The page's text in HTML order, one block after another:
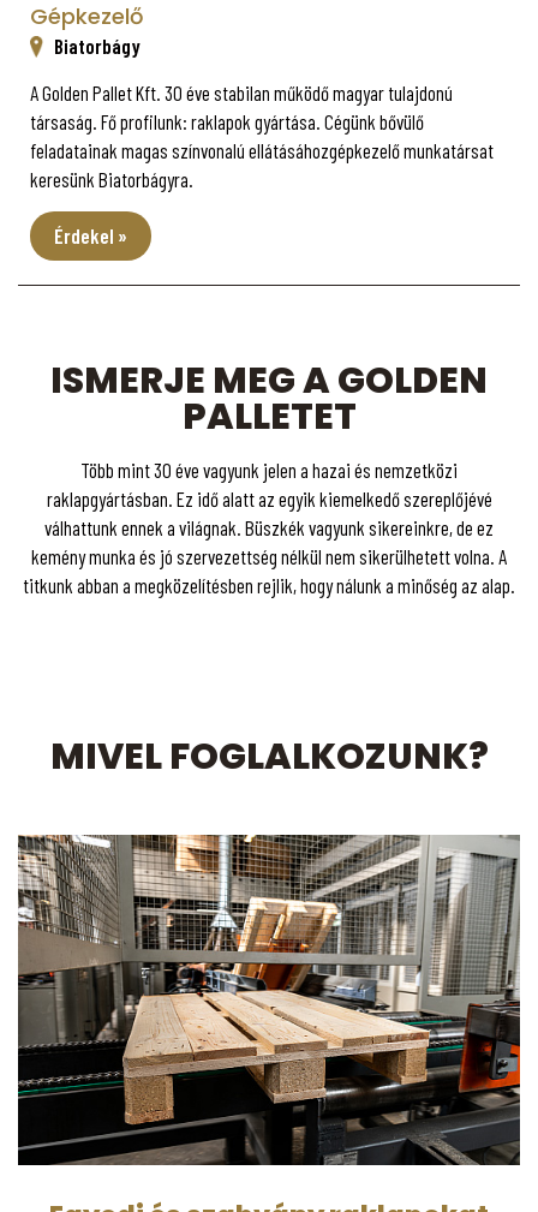
Gépkezelő
Biatorbágy
A Golden Pallet Kft. 30 éve stabilan működő magyar tulajdonú
társaság. Fő profilunk: raklapok gyártása. Cégünk bővülő
feladatainak magas színvonalú ellátásáhozgépkezelő munkatársat
keresünk Biatorbágyra.
Érdekel »
ISMERJE MEG A GOLDEN
PALLETET
Több mint 30 éve vagyunk jelen a hazai és nemzetközi
raklapgyártásban. Ez idő alatt az egyik kiemelkedő szereplőjévé
válhattunk ennek a világnak. Büszkék vagyunk sikereinkre, de ez
kemény munka és jó szervezettség nélkül nem sikerülhetett volna. A
titkunk abban a megközelítésben rejlik, hogy nálunk a minőség az alap.
MIVEL FOGLALKOZUNK?